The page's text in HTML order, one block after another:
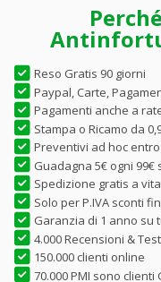
Reso Gratis 90 giorni
Paypal, Carte,
Pagamenti anche a
Stampa o Ricamo da
Preventivi ad hoc
Guadagna 5€ ogni 99€
Spedizione gratis a
Solo per P.IVA sconti
Garanzia di 1 anno su
4.000 Recensioni &
150.000 clienti online
70.000 PMI sono clienti